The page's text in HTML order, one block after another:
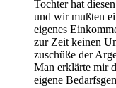
Tochter hat
und wir mußten
eigenes
zur Zeit keinen
zuschüße der
Man erklärte mir
eigene